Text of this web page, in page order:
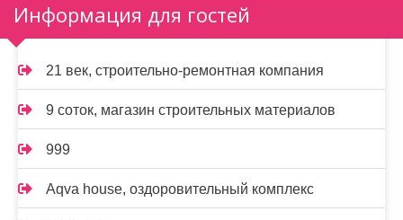
Информация для гостей
21 век, строительно-ремонтная компания
9 соток, магазин строительных материалов
999
Aqva house, оздоровительный комплекс